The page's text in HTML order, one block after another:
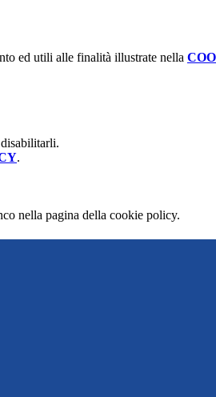
ed utili alle finalità illustrate nella
.
nella pagina della cookie policy.